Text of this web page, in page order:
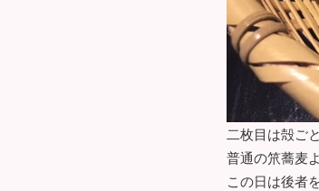
二枚目は殻ご
普通の笊蕎麦
この日は後者